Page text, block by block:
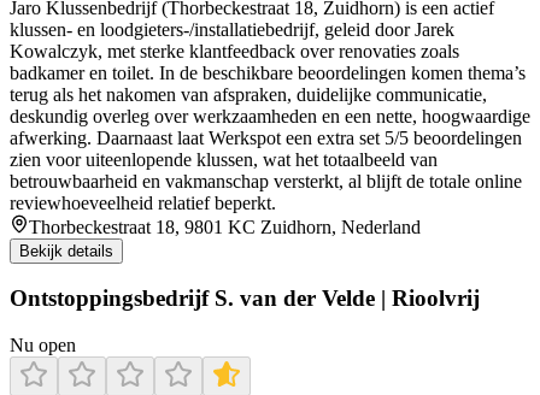
Jaro Klussenbedrijf (Thorbeckestraat 18, Zuidhorn) is een actief
klussen- en loodgieters-/installatiebedrijf, geleid door Jarek
Kowalczyk, met sterke klantfeedback over renovaties zoals
badkamer en toilet. In de beschikbare beoordelingen komen thema’s
terug als het nakomen van afspraken, duidelijke communicatie,
deskundig overleg over werkzaamheden en een nette, hoogwaardige
afwerking. Daarnaast laat Werkspot een extra set 5/5 beoordelingen
zien voor uiteenlopende klussen, wat het totaalbeeld van
betrouwbaarheid en vakmanschap versterkt, al blijft de totale online
reviewhoeveelheid relatief beperkt.
Thorbeckestraat 18, 9801 KC Zuidhorn, Nederland
Bekijk details
Ontstoppingsbedrijf S. van der Velde | Rioolvrij
Nu open